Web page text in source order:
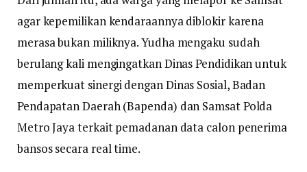
agar kepemilikan kendaraannya diblokir karena
merasa bukan miliknya. Yudha mengaku sudah
berulang kali mengingatkan Dinas Pendidikan untuk
memperkuat sinergi dengan Dinas Sosial, Badan
Pendapatan Daerah (Bapenda) dan Samsat Polda
Metro Jaya terkait pemadanan data calon penerima
bansos secara real time.